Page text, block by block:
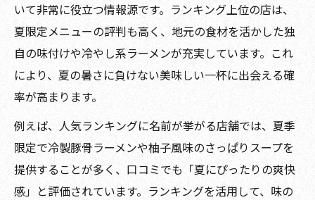
いて非常に役立つ情報源です。ランキング上位の店は、
夏限定メニューの評判も高く、地元の食材を活かした独
自の味付けや冷やし系ラーメンが充実しています。これ
により、夏の暑さに負けない美味しい一杯に出会える確
率が高まります。
例えば、人気ランキングに名前が挙がる店舗では、夏季
限定で冷製豚骨ラーメンや柚子風味のさっぱりスープを
提供することが多く、口コミでも「夏にぴったりの爽快
感」と評価されています。ランキングを活用して、味の